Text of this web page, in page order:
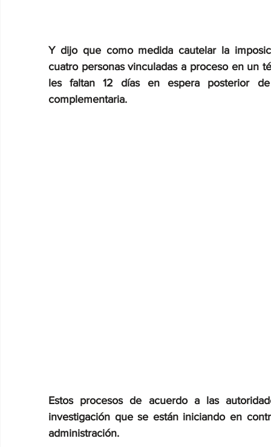
Y dijo que como medida cautelar la
cuatro personas vinculadas a proceso en un
les faltan 12 días en espera posterior
complementaria.
Estos procesos de acuerdo a las
investigación que se están iniciando en
administración.